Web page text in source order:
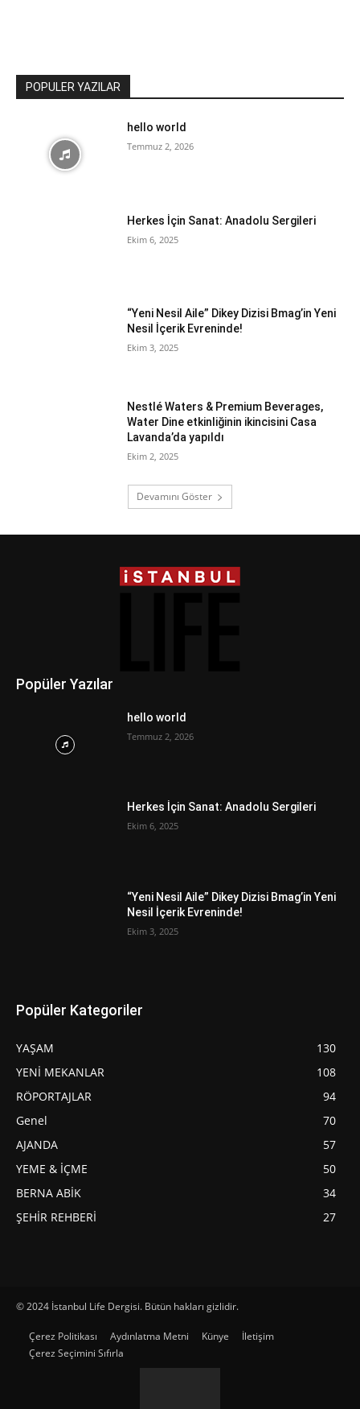
POPULER YAZILAR
hello world
Temmuz 2, 2026
Herkes İçin Sanat: Anadolu Sergileri
Ekim 6, 2025
“Yeni Nesil Aile” Dikey Dizisi Bmag’in Yeni
Nesil İçerik Evreninde!
Ekim 3, 2025
Nestlé Waters & Premium Beverages,
Water Dine etkinliğinin ikincisini Casa
Lavanda’da yapıldı
Ekim 2, 2025
Devamını Göster
Popüler Yazılar
hello world
Temmuz 2, 2026
Herkes İçin Sanat: Anadolu Sergileri
Ekim 6, 2025
“Yeni Nesil Aile” Dikey Dizisi Bmag’in Yeni
Nesil İçerik Evreninde!
Ekim 3, 2025
Popüler Kategoriler
YAŞAM
130
YENİ MEKANLAR
108
RÖPORTAJLAR
94
Genel
70
AJANDA
57
YEME & İÇME
50
BERNA ABİK
34
ŞEHİR REHBERİ
27
© 2024 İstanbul Life Dergisi. Bütün hakları gizlidir.
Çerez Politikası Aydınlatma Metni Künye
İletişim
Çerez Seçimini Sıfırla